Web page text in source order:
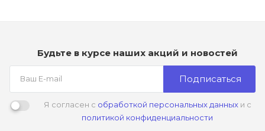
Будьте в курсе наших акций и новостей
Подписаться
Я согласен с обработкой персональных данныхи с
политикой конфиденциальности